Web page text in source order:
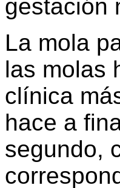
gestación
La mola
las molas
clínica
hace a
segundo,